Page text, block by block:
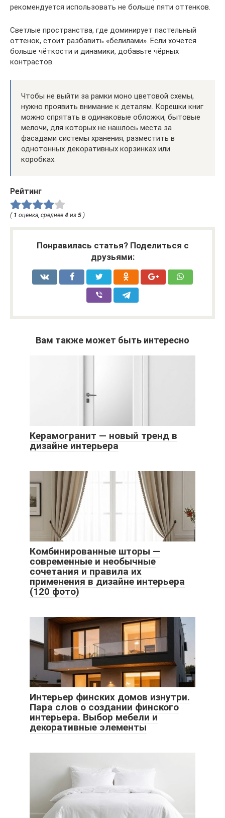
рекомендуется использовать не больше пяти оттенков.
Светлые пространства, где доминирует пастельный
оттенок, стоит разбавить «белилами». Если хочется
больше чёткости и динамики, добавьте чёрных
контрастов.
Чтобы не выйти за рамки моно цветовой схемы,
нужно проявить внимание к деталям. Корешки книг
можно спрятать в одинаковые обложки, бытовые
мелочи, для которых не нашлось места за
фасадами системы хранения, разместить в
однотонных декоративных корзинках или
коробках.
Рейтинг
( 1 оценка, среднее 4 из 5 )
Понравилась статья? Поделиться с
друзьями:
Вам также может быть интересно
Керамогранит — новый тренд в
дизайне интерьера
Комбинированные шторы —
современные и необычные
сочетания и правила их
применения в дизайне интерьера
(120 фото)
Интерьер финских домов изнутри.
Пара слов о создании финского
интерьера. Выбор мебели и
декоративные элементы